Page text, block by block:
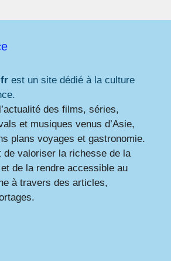
est un site dédié à la culture
des films, séries,
et musiques venus d’Asie,
plans voyages et gastronomie.
de valoriser la richesse de la
de la rendre accessible au
à travers des articles,